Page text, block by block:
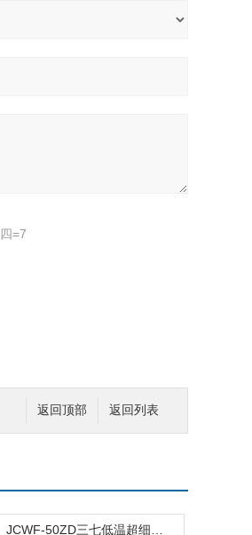
=7
返回列表
返回顶部